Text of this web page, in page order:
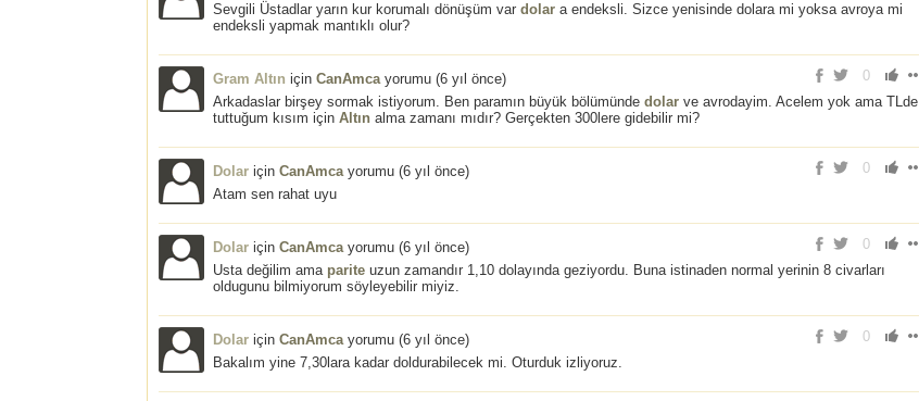
Sevgili Üstadlar yarın kur korumalı dönüşüm var dolar a endeksli. Sizce yenisinde dolara mi yoksa avroya mi
endeksli yapmak mantıklı olur?
0
Gram Altın için CanAmcayorumu (6 yıl önce)
Arkadaslar birşey sormak istiyorum. Ben paramın büyük bölümünde dolar ve avrodayim. Acelem yok ama TLde
tuttuğum kısım için Altın alma zamanı mıdır? Gerçekten 300lere gidebilir mi?
0
Dolar için CanAmcayorumu (6 yıl önce)
Atam sen rahat uyu
0
Dolar için CanAmcayorumu (6 yıl önce)
Usta değilim ama parite uzun zamandır 1,10 dolayında geziyordu. Buna istinaden normal yerinin 8 civarları
oldugunu bilmiyorum söyleyebilir miyiz.
0
Dolar için CanAmcayorumu (6 yıl önce)
Bakalım yine 7,30lara kadar doldurabilecek mi. Oturduk izliyoruz.